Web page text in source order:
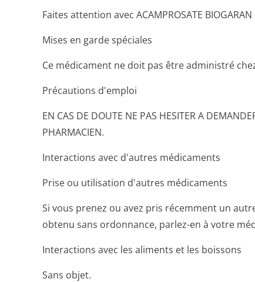
Faites attention avec ACAMPROSATE
Mises en garde spéciales
Ce médicament ne doit pas être administré
Précautions d'emploi
EN CAS DE DOUTE NE PAS HESITER A
PHARMACIEN.
Interactions avec d'autres médicaments
Prise ou utilisation d'autres médicaments
Si vous prenez ou avez pris récemment un
obtenu sans ordonnance, parlez-en à votre
Interactions avec les aliments et les boissons
Sans objet.